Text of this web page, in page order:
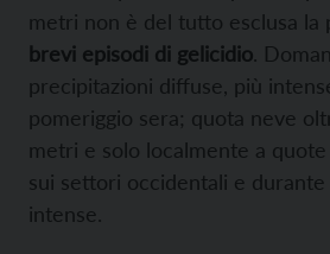
metri non è del tutto esclusa la
brevi episodi di gelicidio.
precipitazioni diffuse, più
pomeriggio sera; quota neve
metri e solo localmente a
sui settori occidentali e durante
intense.